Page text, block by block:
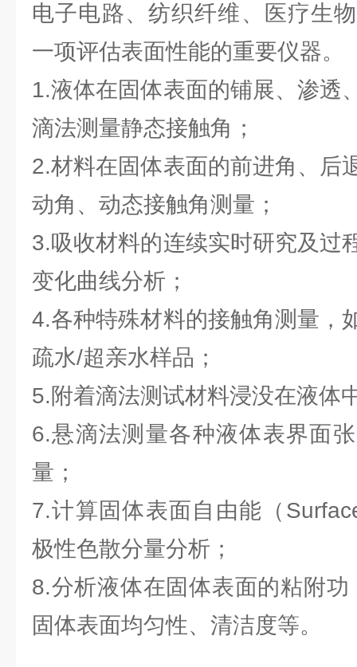
电子电路、纺织纤维、医疗生
一项评估表面性能的重要仪器。
1.液体在固体表面的铺展、渗透
滴法测量静态接触角；
2.材料在固体表面的前进角、后
动角、动态接触角测量；
3.吸收材料的连续实时研究及过
变化曲线分析；
4.各种特殊材料的接触角测量，
疏水/超亲水样品；
5.附着滴法测试材料浸没在液体
6.悬滴法测量各种液体表界面
量；
7.计算固体表面自由能（
极性色散分量分析；
8.分析液体在固体表面的粘附
固体表面均匀性、清洁度等。